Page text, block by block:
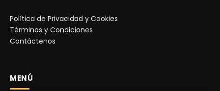
Política de Privacidad y Cookies
Términos y Condiciones
Contáctenos
MENÚ